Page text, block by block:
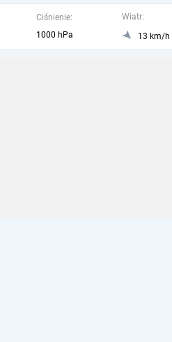
Ciśnienie:
1000 hPa
Wiatr:
13 km/h